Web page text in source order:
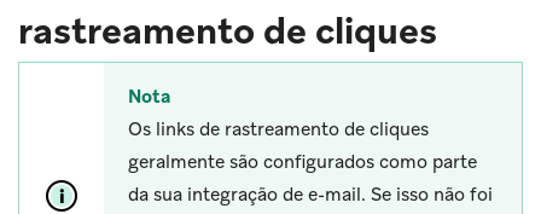
rastreamento de cliques
Nota
Os links de rastreamento de cliques
geralmente são configurados como parte
da sua integração de e-mail. Se isso não foi